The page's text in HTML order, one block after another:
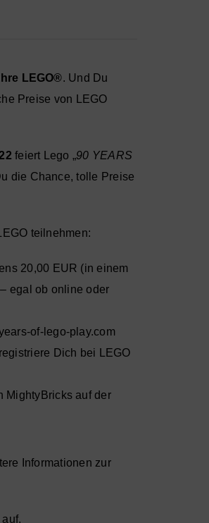
LEGO®. Und Du
Preise von LEGO
feiert Lego „90 YEARS
die Chance, tolle Preise
teilnehmen:
20,00 EUR (in einem
egal ob online oder
of-lego-play.com
Dich bei LEGO
MightyBricks auf der
Informationen zur